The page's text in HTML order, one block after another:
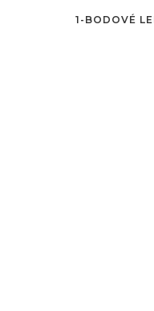
1-BODOVÉ